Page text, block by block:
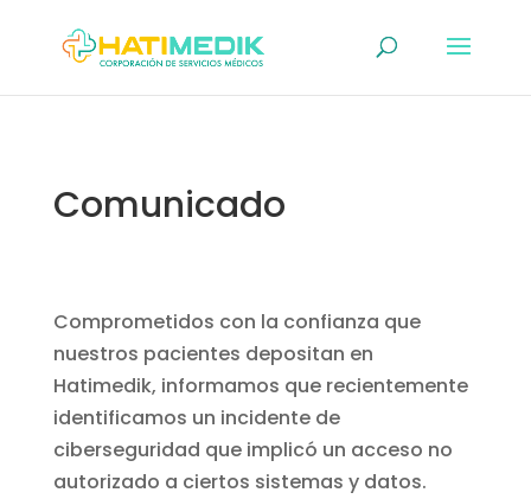
Comunicado
Comprometidos con la confianza que
nuestros pacientes depositan en
Hatimedik, informamos que recientemente
identificamos un incidente de
ciberseguridad que implicó un acceso no
autorizado a ciertos sistemas y datos.